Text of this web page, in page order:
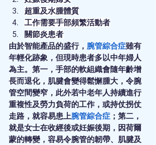
超重及水腫體質
工作需要手部頻繁活動者
關節炎患者
由於智能產品的盛行， 腕管綜合症雖有
年輕化跡象，但現時患者多以中年婦人
為主。第一，手部的軟組織會隨年齡增
長而退化，肌腱會變得鬆懈腫大，令腕
管空間變窄，此外若中老年人持續進行
重複性及勞力負荷的工作，或持仗拐仗
走路，就容易患上腕管綜合症 ；第二，
就是女士在收經後或妊娠後期，因荷爾
蒙的轉變，容易令腕管的韌帶、肌腱及